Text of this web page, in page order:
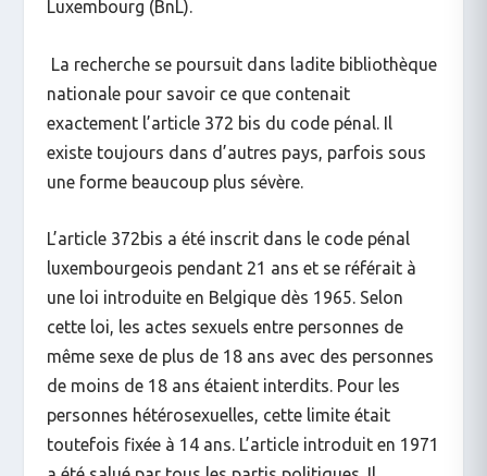
Luxembourg (BnL).
La recherche se poursuit dans ladite bibliothèque
nationale pour savoir ce que contenait
exactement l’article 372 bis du code pénal. Il
existe toujours dans d’autres pays, parfois sous
une forme beaucoup plus sévère.
L’article 372bis a été inscrit dans le code pénal
luxembourgeois pendant 21 ans et se référait à
une loi introduite en Belgique dès 1965. Selon
cette loi, les actes sexuels entre personnes de
même sexe de plus de 18 ans avec des personnes
de moins de 18 ans étaient interdits. Pour les
personnes hétérosexuelles, cette limite était
toutefois fixée à 14 ans. L’article introduit en 1971